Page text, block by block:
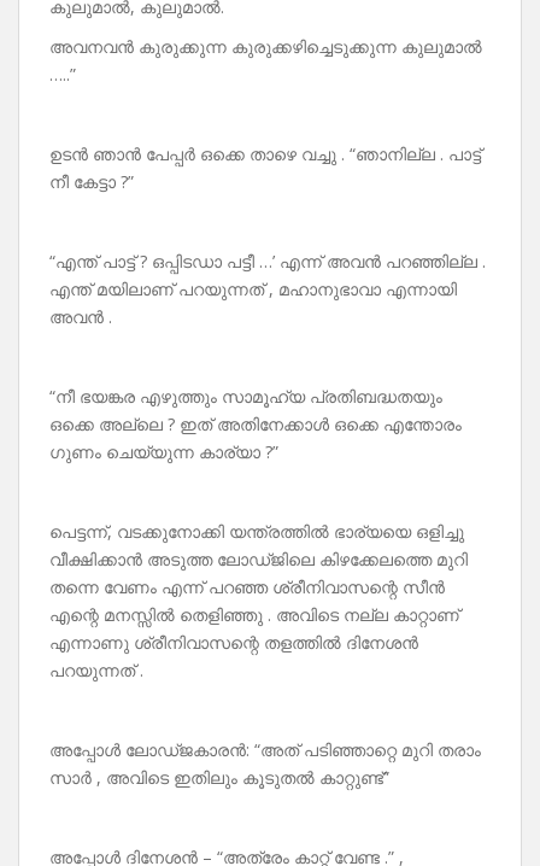
കുലുമാൽ, കുലുമാൽ.
അവനവൻ കുരുക്കുന്ന കുരുക്കഴിച്ചെടുക്കുന്ന കുലുമാൽ
…..”
ഉടൻ ഞാൻ പേപ്പർ ഒക്കെ താഴെ വച്ചു . “ഞാനില്ല . പാട്ട്
നീ കേട്ടാ ?”
“എന്ത് പാട്ട് ? ഒപ്പിടഡാ പട്ടീ …’ എന്ന് അവൻ പറഞ്ഞില്ല .
എന്ത് മയിലാണ് പറയുന്നത് , മഹാനുഭാവാ എന്നായി
അവൻ .
“നീ ഭയങ്കര എഴുത്തും സാമൂഹ്യ പ്രതിബദ്ധതയും
ഒക്കെ അല്ലെ ? ഇത് അതിനേക്കാൾ ഒക്കെ എന്തോരം
ഗുണം ചെയ്യുന്ന കാര്യാ ?”
പെട്ടന്ന്, വടക്കുനോക്കി യന്ത്രത്തിൽ ഭാര്യയെ ഒളിച്ചു
വീക്ഷിക്കാൻ അടുത്ത ലോഡ്ജിലെ കിഴക്കേലത്തെ മുറി
തന്നെ വേണം എന്ന് പറഞ്ഞ ശ്രീനിവാസന്റെ സീൻ
എന്റെ മനസ്സിൽ തെളിഞ്ഞു . അവിടെ നല്ല കാറ്റാണ്
എന്നാണു ശ്രീനിവാസന്റെ തളത്തിൽ ദിനേശൻ
പറയുന്നത് .
അപ്പോൾ ലോഡ്ജകാരൻ: “അത് പടിഞ്ഞാറ്റെ മുറി തരാം
സാർ , അവിടെ ഇതിലും കൂടുതൽ കാറ്റുണ്ട്”
അപ്പോൾ ദിനേശൻ – “അത്രേം കാറ്റ് വേണ്ട .” ,